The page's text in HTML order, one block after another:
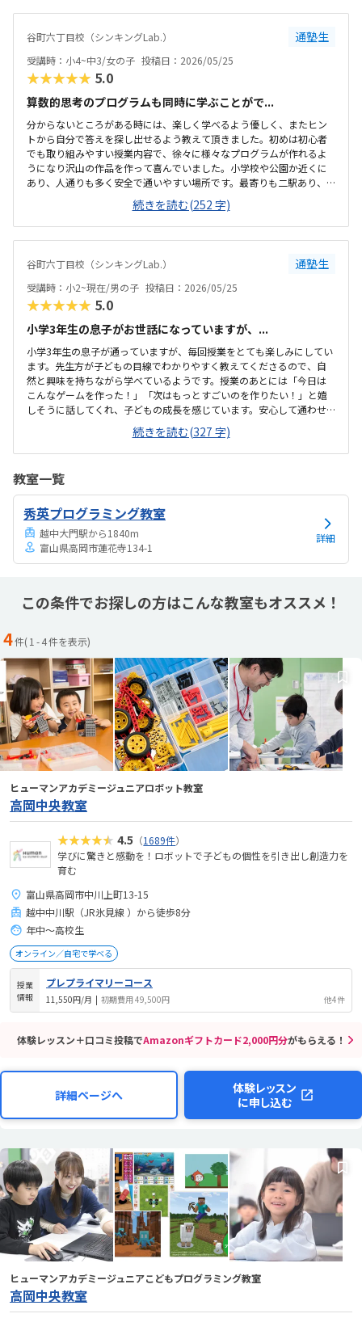
谷町六丁目校（シンキングLab.） 通塾生
受講時：小4~中3/女の子 投稿日：2026/05/25
★★★★★ 5.0
算数的思考のプログラムも同時に学ぶことがで...
分からないところがある時には、楽しく学べるよう優しく、またヒン
トから自分で答えを探し出せるよう教えて頂きました。初めは初心者
でも取り組みやすい授業内容で、徐々に様々なプログラムが作れるよ
うになり沢山の作品を作って喜んでいました。小学校や公園か近くに
あり、人通りも多く安全で通いやすい場所です。最寄りも二駅あり、
便利です。普段会うことのない他の学校や別の学年のお友達もでき、ま
た設備も綺麗で毎週楽しみに通っていました。一般的にプログラミン
グ教室は高いイメージがありましだ、こちらは少人数制でしかも安い
です。
続きを読む(252 字)
谷町六丁目校（シンキングLab.） 通塾生
受講時：小2~現在/男の子 投稿日：2026/05/25
★★★★★ 5.0
小学3年生の息子がお世話になっていますが、...
小学3年生の息子が通っていますが、毎回授業をとても楽しみにしてい
ます。先生方が子どもの目線でわかりやすく教えてくださるので、自
然と興味を持ちながら学べているようです。授業のあとには「今日は
こんなゲームを作った！」「次はもっとすごいのを作りたい！」と嬉
しそうに話してくれ、子どもの成長を感じています。安心して通わせ
られる教室です。段階的に学べるので、プログラミングが初めての子
でも安心して取り組めています。教室は通いやすい場所にあり、安心
して通わせることができています。教室内は明るく清潔感があり、子
中して学習に取り組めている。授業内容や子どもの満足度を考える
と、料金設定には満足しています。
続きを読む(327 字)
教室一覧
秀英プログラミング教室
越中大門駅から1840m
富山県高岡市蓮花寺134-1
詳細
この条件でお探しの方はこんな教室もオススメ！
4件(1 -4件を表示)
ヒューマンアカデミージュニアロボット教室
高岡中央教室
★★★★★ 4.5 （1689件）
学びに驚きと感動を！ロボットで子どもの個性を引き出し創造力を
育む
富山県高岡市中川上町13-15
越中中川駅（JR氷見線 ）から徒歩8分
年中～高校生
オンライン／自宅で学べる
授業
情報
プレプライマリーコース
11,550円/月 | 初期費用 49,500円 他4件
体験レッスン＋口コミ投稿でAmazonギフトカード2,000円分がもらえる！
詳細ページへ
体験レッスン
に申し込む
ヒューマンアカデミージュニアこどもプログラミング教室
高岡中央教室